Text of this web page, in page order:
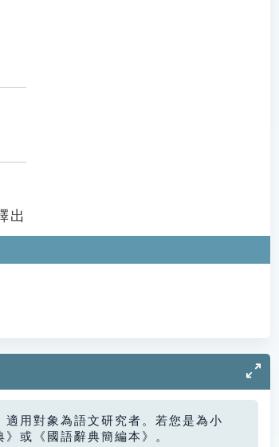
出
適用對象為語文研究者。若您是為小
或《國語辭典簡編本》。